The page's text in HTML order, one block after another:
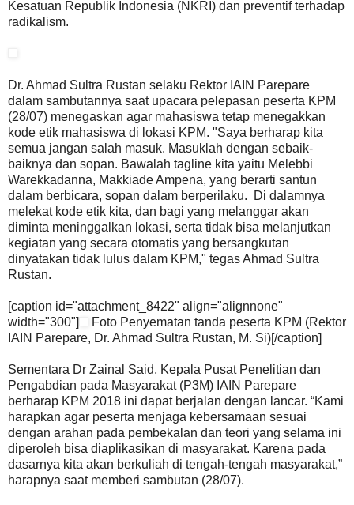
Kesatuan Republik Indonesia (NKRI) dan preventif terhadap
radikalism.
Dr. Ahmad Sultra Rustan selaku Rektor IAIN Parepare
dalam sambutannya saat upacara pelepasan peserta KPM
(28/07) menegaskan agar mahasiswa tetap menegakkan
kode etik mahasiswa di lokasi KPM. "Saya berharap kita
semua jangan salah masuk. Masuklah dengan sebaik-
baiknya dan sopan. Bawalah tagline kita yaitu Melebbi
Warekkadanna, Makkiade Ampena, yang berarti santun
dalam berbicara, sopan dalam berperilaku. Di dalamnya
melekat kode etik kita, dan bagi yang melanggar akan
diminta meninggalkan lokasi, serta tidak bisa melanjutkan
kegiatan yang secara otomatis yang bersangkutan
dinyatakan tidak lulus dalam KPM," tegas Ahmad Sultra
Rustan.
[caption id="attachment_8422" align="alignnone"
width="300"]
Foto Penyematan tanda peserta KPM (Rektor
IAIN Parepare, Dr. Ahmad Sultra Rustan, M. Si)[/caption]
Sementara Dr Zainal Said, Kepala Pusat Penelitian dan
Pengabdian pada Masyarakat (P3M) IAIN Parepare
berharap KPM 2018 ini dapat berjalan dengan lancar. “Kami
harapkan agar peserta menjaga kebersamaan sesuai
dengan arahan pada pembekalan dan teori yang selama ini
diperoleh bisa diaplikasikan di masyarakat. Karena pada
dasarnya kita akan berkuliah di tengah-tengah masyarakat,”
harapnya saat memberi sambutan (28/07).